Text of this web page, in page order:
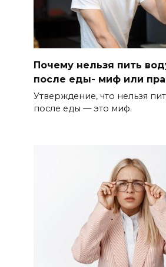
Почему нельзя пить
после еды- миф или
Утверждение, что нельзя
после еды — это миф.